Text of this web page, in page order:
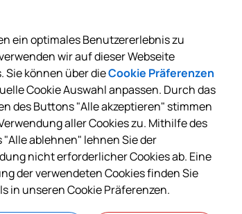
angeboten wird, können Sie
einen Termin vereinbaren.
Behörde
ein optimales Benutzererlebnis zu
wir auf dieser Webseite
Sie können über dieCookie Präferenzen
Cookie Auswahl anpassen. Durch das
des Buttons "Alle akzeptieren" stimmen
aller Cookies zu. Mithilfe des
"Alle ablehnen" lehnen Sie der
nicht erforderlicher Cookies ab. Eine
der verwendeten Cookies finden Sie
in unseren Cookie Präferenzen.